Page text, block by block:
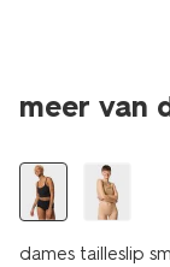
meer van
dames tailleslip